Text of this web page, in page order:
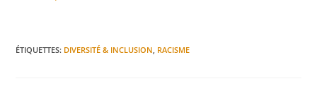
ÉTIQUETTES: DIVERSITÉ & INCLUSION RACISME